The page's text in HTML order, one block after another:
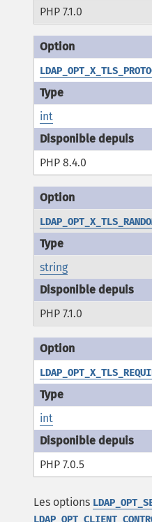
PHP 7.1.0
int
PHP 8.4.0
string
PHP 7.1.0
int
PHP 7.0.5
Les options